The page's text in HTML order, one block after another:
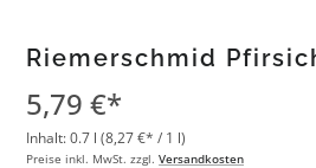
Riemerschmid
5,79 €*
Inhalt:0.7 l (8,27 €* / 1 l)
Preise inkl. MwSt. zzgl. Versandkosten